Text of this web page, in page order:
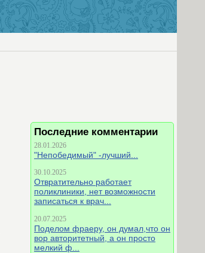
Последние комментарии
28.01.2026
"Непобедимый" -лучший...
30.10.2025
Отвратительно работает
поликлиники, нет возможности
записаться к врач...
20.07.2025
Поделом фраеру, он думал,что он
вор авторитетный, а он просто
мелкий ф...